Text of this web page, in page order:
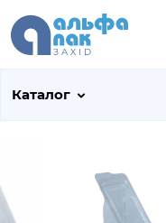
Каталог